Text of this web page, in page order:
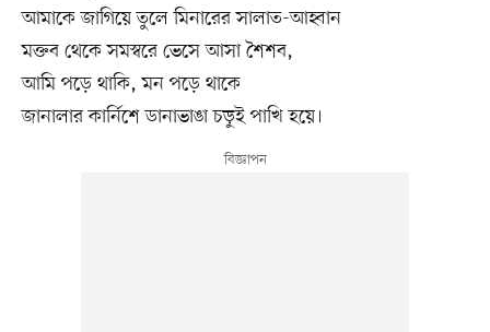
আমাকে জাগিয়ে তুলে মিনারের সালাত-আহ্বান
মক্তব থেকে সমস্বরে ভেসে আসা শৈশব,
আমি পড়ে থাকি, মন পড়ে থাকে
জানালার কার্নিশে ডানাভাঙা চড়ুই পাখি হয়ে।